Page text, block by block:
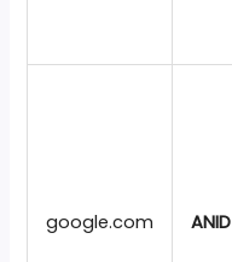
google.com ANID